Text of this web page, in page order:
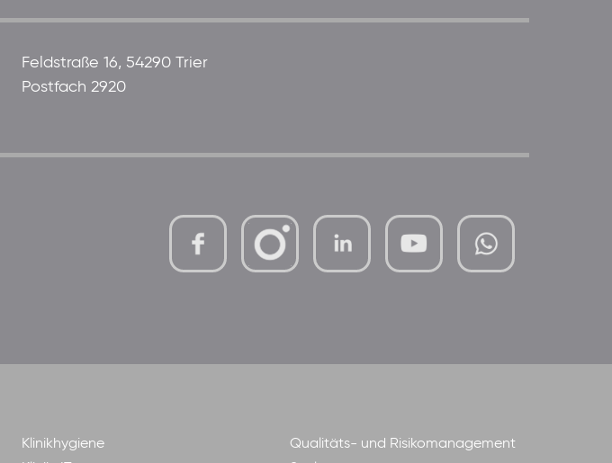
Feldstraße 16, 54290 Trier
Postfach 2920
mutterhaus-xMBTtqOwC1KKBww
Klinikhygiene
Qualitäts- und Risikomanagement